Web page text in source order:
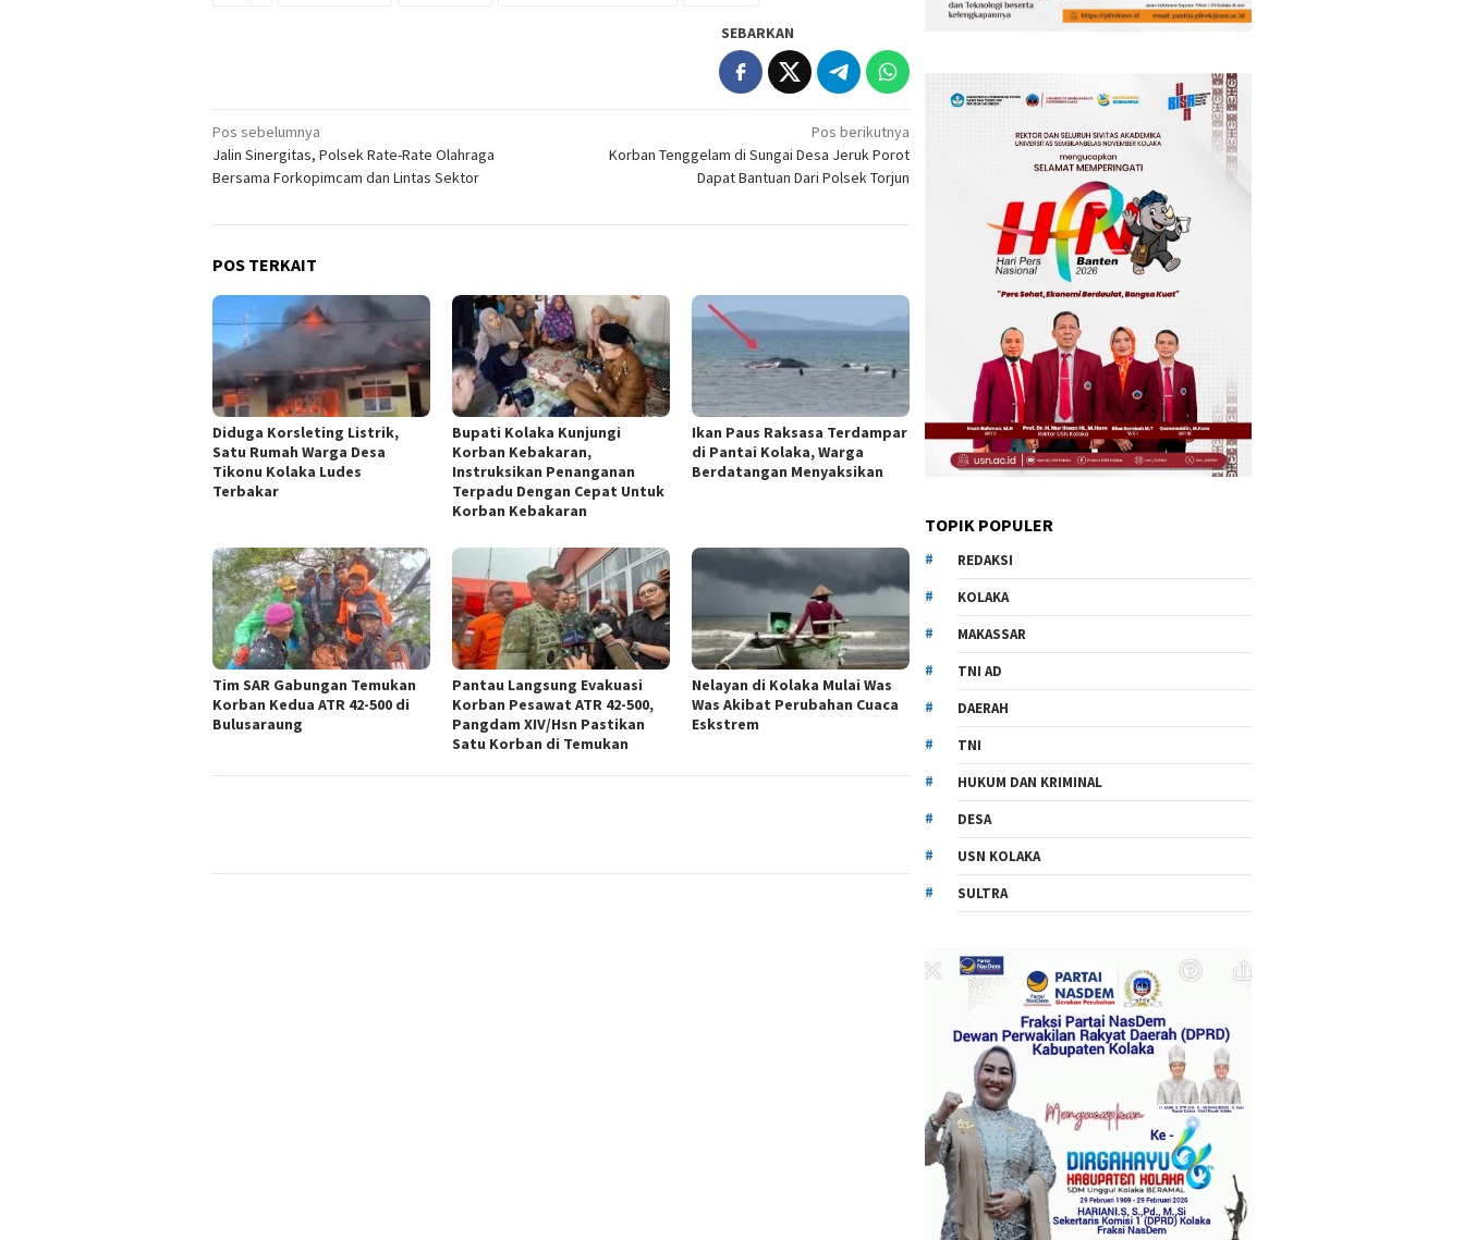
SEBARKAN
Navigasi
pos
Pos sebelumnya
Jalin Sinergitas, Polsek Rate-Rate Olahraga
Bersama Forkopimcam dan Lintas Sektor
Pos berikutnya
Korban Tenggelam di Sungai Desa Jeruk Porot
Dapat Bantuan Dari Polsek Torjun
POS TERKAIT
Diduga Korsleting Listrik,
Satu Rumah Warga Desa
Tikonu Kolaka Ludes
Terbakar
Bupati Kolaka Kunjungi
Korban Kebakaran,
Instruksikan Penanganan
Terpadu Dengan Cepat Untuk
Korban Kebakaran
Ikan Paus Raksasa Terdampar
di Pantai Kolaka, Warga
Berdatangan Menyaksikan
Tim SAR Gabungan Temukan
Korban Kedua ATR 42-500 di
Bulusaraung
Pantau Langsung Evakuasi
Korban Pesawat ATR 42-500,
Pangdam XIV/Hsn Pastikan
Satu Korban di Temukan
Nelayan di Kolaka Mulai Was
Was Akibat Perubahan Cuaca
Eskstrem
TOPIK POPULER
REDAKSI
KOLAKA
MAKASSAR
TNI AD
DAERAH
TNI
HUKUM DAN KRIMINAL
DESA
USN KOLAKA
SULTRA